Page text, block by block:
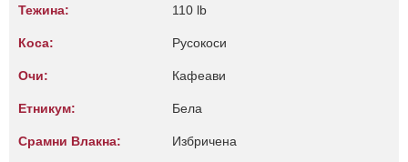
Тежина: 110 lb
Коса: Русокоси
Очи: Кафеави
Етникум: Бела
Срамни Влакна: Избричена